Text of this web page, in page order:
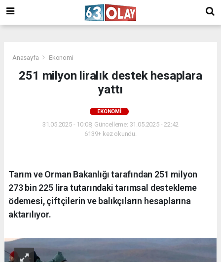
Anasayfa Ekonomi
251 milyon liralık destek hesaplara
yattı
EKONOMI
31.05.2025 - 10:08, Güncelleme: 31.05.2025 - 22:42
6139+ kez okundu.
Tarım ve Orman Bakanlığı tarafından 251 milyon
273 bin 225 lira tutarındaki tarımsal destekleme
ödemesi, çiftçilerin ve balıkçıların hesaplarına
aktarılıyor.